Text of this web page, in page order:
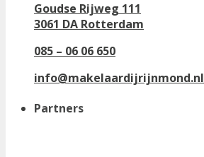
Goudse Rijweg 111
3061 DA Rotterdam
085 – 06 06 650
info@makelaardijrijnmond.nl
Partners